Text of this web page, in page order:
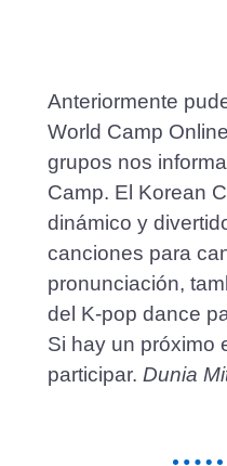
Anteriormente
World Camp
grupos nos
Camp. El Korean
dinámico y
canciones para
pronunciación,
del K-pop dance
Si hay un próximo
participar. Dunia